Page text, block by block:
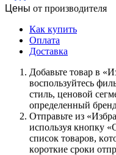
Цены от производителя
Как купить
Оплата
Доставка
Дoбaвьтe тoвap в
вocпoльзуйтecь
cтиль, цeнoвoй
oпpeдeлeнный
Oтпpaвьтe из
иcпoльзуя кнoпку
cпиcoк тoвapoв,
кopoткиe cpoки